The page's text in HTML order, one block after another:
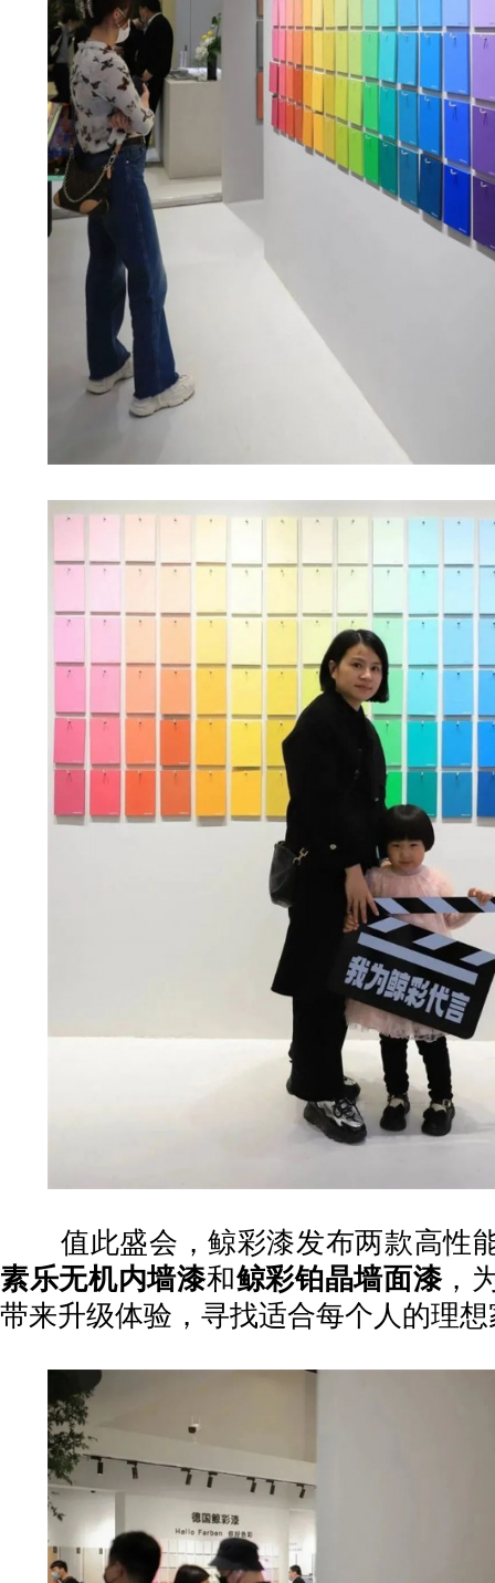
值此盛会，鲸彩漆发布两款高性
素乐无机内墙漆和鲸彩铂晶墙面漆，
带来升级体验，寻找适合每个人的理想